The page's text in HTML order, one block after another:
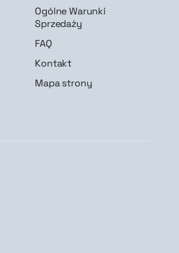
Ogólne Warunki
Sprzedaży
FAQ
Kontakt
Mapa strony